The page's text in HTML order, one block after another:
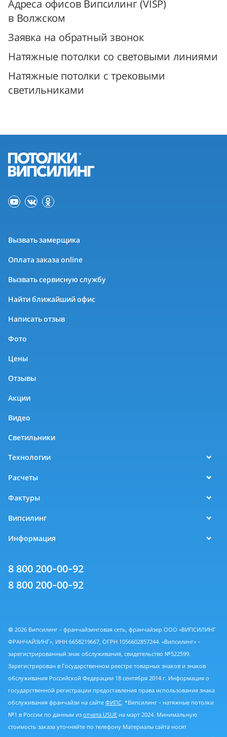
Адреса офисов Випсилинг (VISP)
в Волжском
Заявка на обратный звонок
Натяжные потолки со световыми линиями
Натяжные потолки с трековыми
светильниками
Вызвать замерщика
Оплата заказа online
Вызвать сервисную службу
Найти ближайший офис
Написать отзыв
Фото
Цены
Отзывы
Акции
Видео
Светильники
Технологии
Расчеты
Фактуры
Випсилинг
Информация
8 800 200-00-92
8 800 200-00-92
© 2026 Випсилинг - франчайзинговая сеть, франчайзер ООО «ВИПСИЛИНГ
ФРАНЧАЙЗИНГ», ИНН 6658219667, ОГРН 1056602857244. «Випсилинг» -
зарегистрированный знак обслуживания, свидетельство №522599.
Зарегистрирован в Государственном реестре товарных знаков и знаков
обслуживания Российской Федерации 18 сентября 2014 г. Информация о
государственной регистрации предоставления права использования знака
обслуживания франчайзи на сайте ФИПС. *Випсилинг - натяжные потолки
№1 в России по данным из отчета USUE на март 2024. Минимальную
стоимость заказа уточняйте по телефону Материалы сайта носят